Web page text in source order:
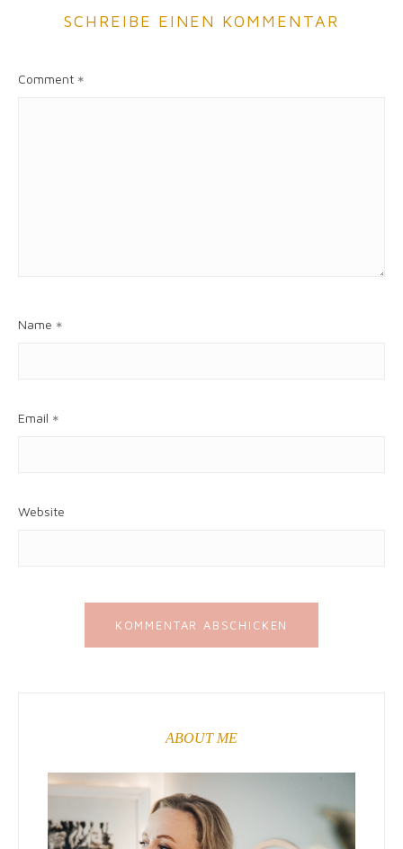
SCHREIBE EINEN KOMMENTAR
Comment *
Name *
Email *
Website
ABOUT ME